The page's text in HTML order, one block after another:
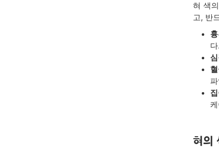
혀 색
고, 반
다.
혀의